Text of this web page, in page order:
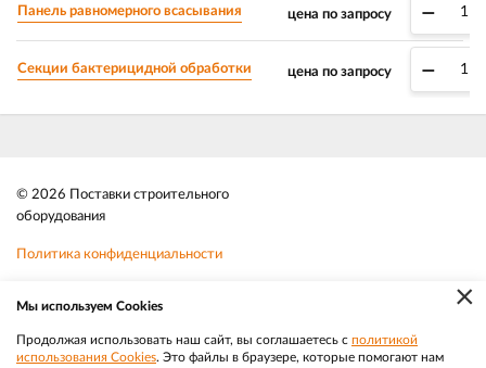
Панель равномерного всасывания цена по запросу –
Секции бактерицидной обработки цена по запросу –
© 2026 Поставки строительного
оборудования
Политика конфиденциальности
Телефон:8 (383) 202 1436
Разработка|Веб-аналитика
×
Мы используем Cookies
Продолжая использовать наш сайт, вы соглашаетесь с политикой
использования Cookies. Это файлы в браузере, которые помогают нам